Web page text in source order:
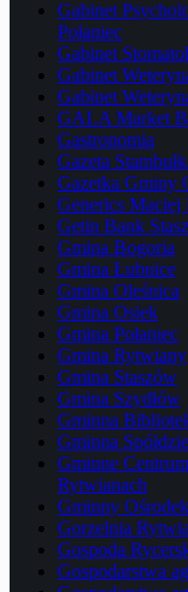
Gabinet
Połaniec
Gabinet
Gabinet
Gabinet
GALA Market
Gastronomia
Gazeta
Gazetka Gminy
Generics Maciej
Getin Bank
Gmina Bogoria
Gmina Łubnice
Gmina Oleśnica
Gmina Osiek
Gmina Połaniec
Gmina Rytwiany
Gmina Staszów
Gmina Szydłów
Gminna
Gminna
Gminne
Rytwianach
Gminny
Gorzelnia
Gospoda
Gospodarstwa